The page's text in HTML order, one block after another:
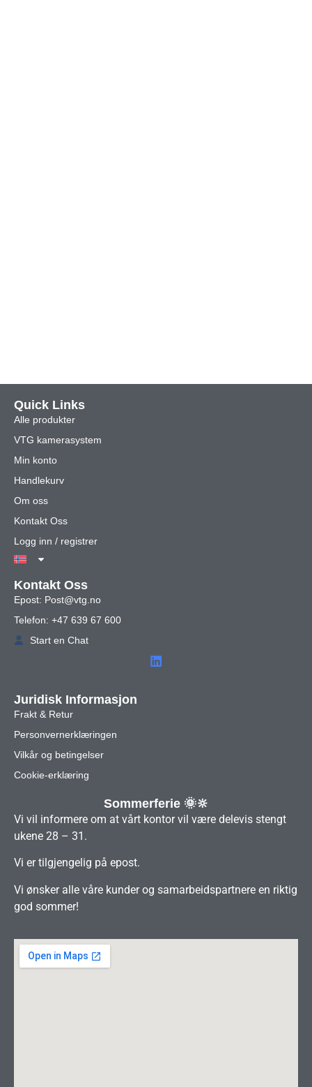
Quick Links
Alle produkter
VTG kamerasystem
Min konto
Handlekurv
Om oss
Kontakt Oss
Logg inn / registrer
Kontakt Oss
Epost: Post@vtg.no
Telefon: +47 639 67 600
Start en Chat
Juridisk Informasjon
Frakt & Retur
Personvernerklæringen
Vilkår og betingelser
Cookie-erklæring
Sommerferie 🌞🔆
Vi vil informere om at vårt kontor vil være delevis stengt
ukene 28 – 31.
Vi er tilgjengelig på epost.
Vi ønsker alle våre kunder og samarbeidspartnere en riktig
god sommer!